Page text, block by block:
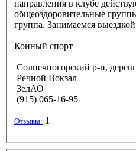
направления в клубе
общеоздоровительные
группа. Занимаемся
Конный спорт
Солнечногорский р-н,
Речной Вокзал
ЗелАО
(915) 065-16-95
Отзывы: 1